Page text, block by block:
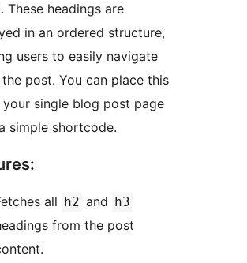
These headings are
in an ordered structure,
users to easily navigate
post. You can place this
your single blog post page
simple shortcode.
all h2 and h3
from the post